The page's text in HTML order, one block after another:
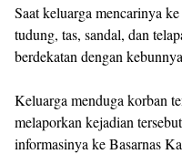
Saat keluarga mencarinya
tudung, tas, sandal, dan
berdekatan dengan
Keluarga menduga korban
melaporkan kejadian
informasinya ke Basarnas